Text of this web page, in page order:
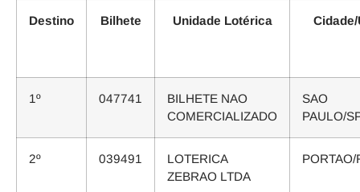
Destino Bilhete Unidade Lotérica Cidade/
1º 047741
BILHETE NAO
COMERCIALIZADO
SAO
PAULO/
2º 039491
LOTERICA
ZEBRAO LTDA
PORTAO/